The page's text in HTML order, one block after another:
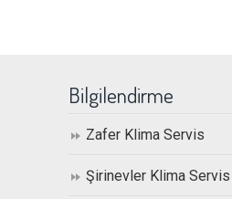
Bilgilendirme
Zafer Klima Servis
Şirinevler Klima Servis